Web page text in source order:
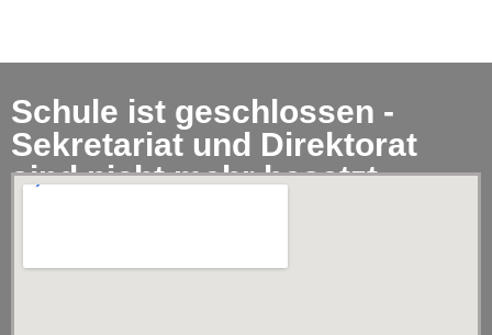
Schule ist geschlossen -
Sekretariat und Direktorat
sind nicht mehr besetzt.